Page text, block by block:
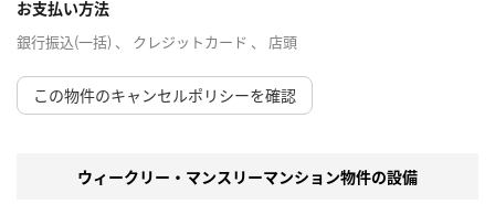
お支払い方法
銀行振込(一括) 、 クレジットカード 、 店頭
この物件のキャンセルポリシーを確認
ウィークリー・マンスリーマンション物件の設備